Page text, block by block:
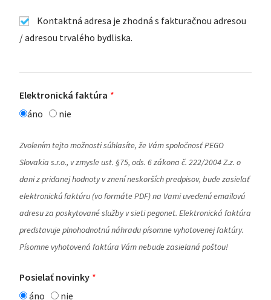
Kontaktná adresa je zhodná s fakturačnou adresou
/ adresou trvalého bydliska.
Elektronická faktúra
áno
nie
Zvolením tejto možnosti súhlasíte, že Vám spoločnosť PEGO
Slovakia s.r.o., v zmysle ust. §75, ods. 6 zákona č. 222/2004 Z.z. o
dani z pridanej hodnoty v znení neskorších predpisov, bude zasielať
elektronickú faktúru (vo formáte PDF) na Vami uvedenú emailovú
adresu za poskytované služby v sieti pegonet. Elektronická faktúra
predstavuje plnohodnotnú náhradu písomne vyhotovenej faktúry.
Písomne vyhotovená faktúra Vám nebude zasielaná poštou!
Posielať novinky
áno
nie